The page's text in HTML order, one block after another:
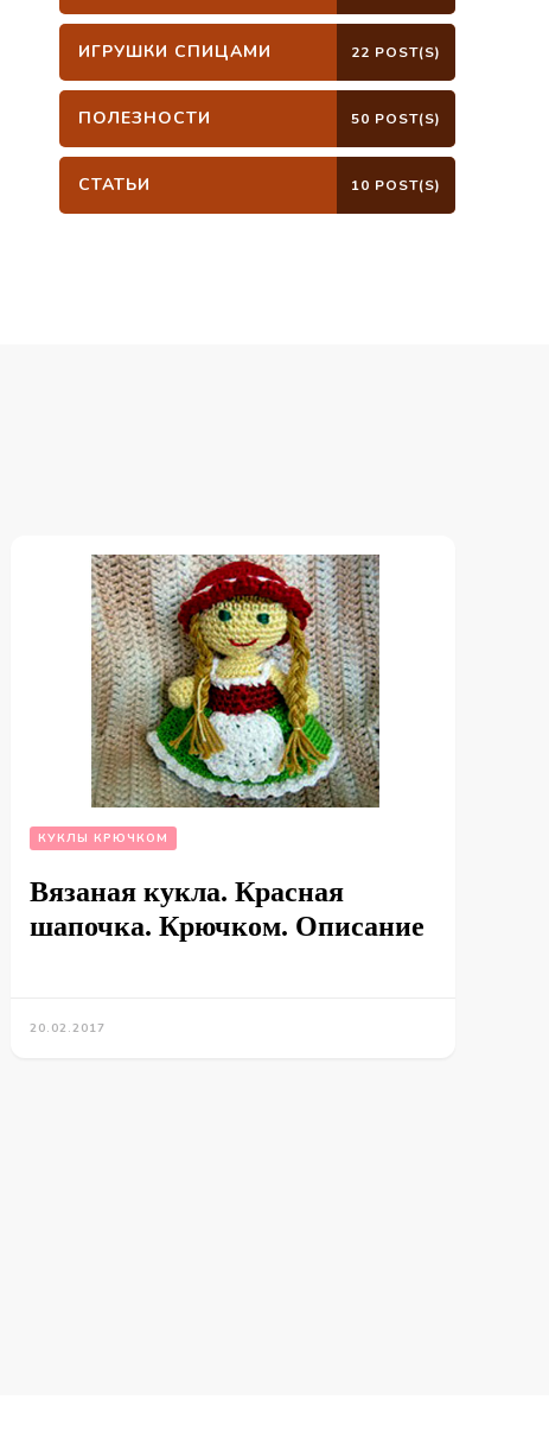
ИГРУШКИ СПИЦАМИ 22 POST(S)
ПОЛЕЗНОСТИ 50 POST(S)
СТАТЬИ 10 POST(S)
КУКЛЫ КРЮЧКОМ
Вязаная кукла. Красная
шапочка. Крючком. Описание
20.02.2017